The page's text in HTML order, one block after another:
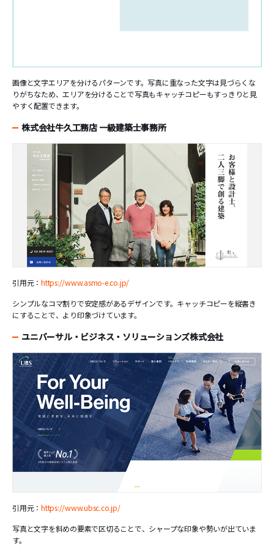
画像と文字エリアを分けるパターンです。写真に重なった文字は見づらくな
りがちなため、エリアを分けることで写真もキャッチコピーもすっきりと見
やすく配置できます。
株式会社牛久工務店 一級建築士事務所
引用元：https://www.asmo-e.co.jp/
シンプルなコマ割りで安定感があるデザインです。キャッチコピーを縦書き
にすることで、より印象づけています。
ユニバーサル・ビジネス・ソリューションズ株式会社
引用元：https://www.ubsc.co.jp/
写真と文字を斜めの要素で区切ることで、シャープな印象や勢いが出ていま
す。